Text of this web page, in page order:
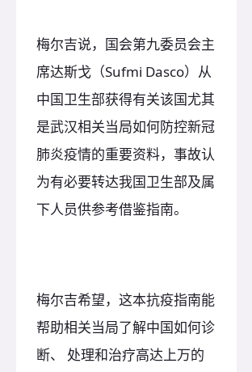
梅尔吉说，国会第九委员会主
席达斯戈（Sufmi Dasco）从
中国卫生部获得有关该国尤其
是武汉相关当局如何防控新冠
肺炎疫情的重要资料，事故认
为有必要转达我国卫生部及属
下人员供参考借鉴指南。
梅尔吉希望，这本抗疫指南能
帮助相关当局了解中国如何诊
断、 处理和治疗高达上万的